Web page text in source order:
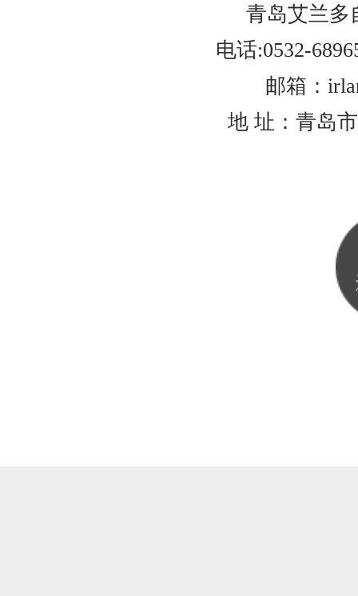
青岛艾兰多
电话:0532-
邮箱：
地 址：青岛